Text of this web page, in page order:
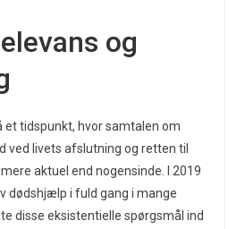
og
et tidspunkt, hvor samtalen om
ved livets afslutning og retten til
aktuel end nogensinde. I 2019
dødshjælp i fuld gang i mange
disse eksistentielle spørgsmål ind